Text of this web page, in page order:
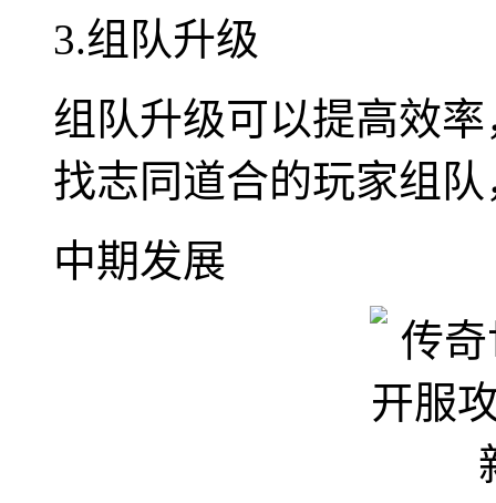
3.组队升级
组队升级可以提高效
找志同道合的玩家组
中期发展